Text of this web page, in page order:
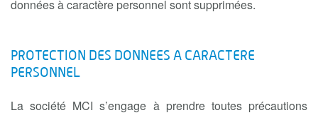
données à caractère personnel sont supprimées.
PROTECTION DES DONNEES A CARACTERE
PERSONNEL
La société MCI s’engage à prendre toutes précautions